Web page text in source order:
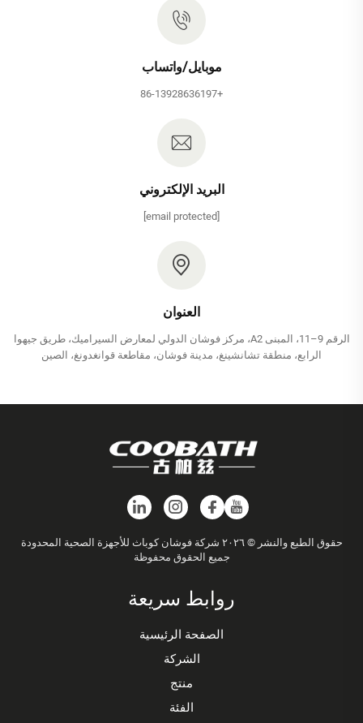
موبايل/واتساب
+86-13928636197
البريد الإلكتروني
العنوان
الرقم 9–11، المبنى A2، مركز فوشان الدولي لمعارض السيراميك، طريق جيهوا
الرابع، منطقة تشانشينغ، مدينة فوشان، مقاطعة قوانغدونغ، الصين
حقوق الطبع والنشر © ٢٠٢٦ شركة فوشان كوباث للأجهزة الصحية المحدودة
جميع الحقوق محفوظة
روابط سريعة
الصفحة الرئيسية
الشركة
منتج
الفئة